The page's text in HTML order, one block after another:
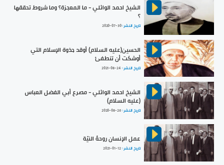
الشيخ احمد الوائلي - ما المعجزة؟ وما شروط تحققها
؟
تاريخ النشر :2020-07-30
الحسين(عليه السلام) أوقد جذوة الإسلام التي
أوشكت أن تنطفئ
تاريخ النشر : 2021-08-24
الشيخ احمد الوائلي - مصرع أبي الفضل العباس
(عليه السلام)
تاريخ النشر :2020-08-26
عمل الإنسان روحهُ النيّة
تاريخ النشر :2021-01-12